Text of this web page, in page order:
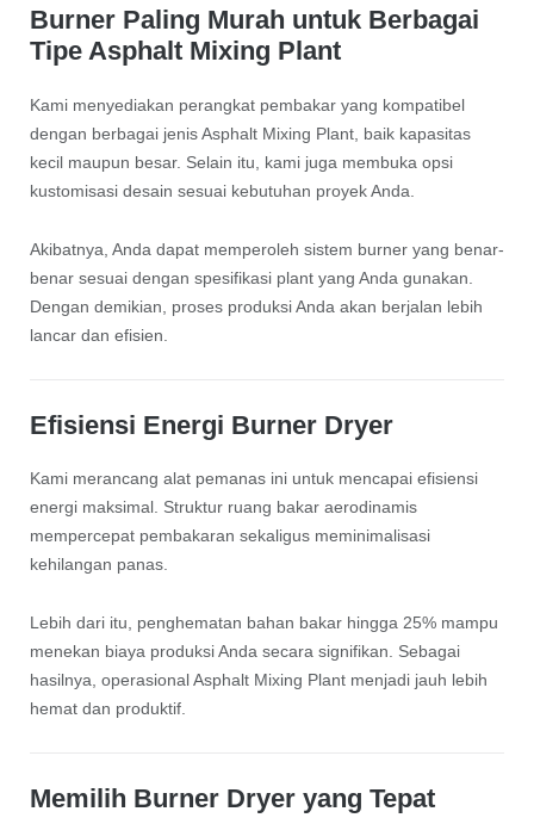
Burner Paling Murah untuk Berbagai
Tipe Asphalt Mixing Plant
Kami menyediakan perangkat pembakar yang kompatibel
dengan berbagai jenis Asphalt Mixing Plant, baik kapasitas
kecil maupun besar. Selain itu, kami juga membuka opsi
kustomisasi desain sesuai kebutuhan proyek Anda.
Akibatnya, Anda dapat memperoleh sistem burner yang benar-
benar sesuai dengan spesifikasi plant yang Anda gunakan.
Dengan demikian, proses produksi Anda akan berjalan lebih
lancar dan efisien.
Efisiensi Energi Burner Dryer
Kami merancang alat pemanas ini untuk mencapai efisiensi
energi maksimal. Struktur ruang bakar aerodinamis
mempercepat pembakaran sekaligus meminimalisasi
kehilangan panas.
Lebih dari itu, penghematan bahan bakar hingga 25% mampu
menekan biaya produksi Anda secara signifikan. Sebagai
hasilnya, operasional Asphalt Mixing Plant menjadi jauh lebih
hemat dan produktif.
Memilih Burner Dryer yang Tepat